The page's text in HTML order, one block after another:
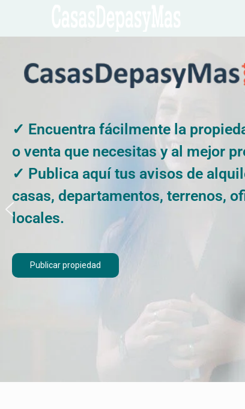
✓ Encuentra fácilmente la
o venta que necesitas y al mejor
✓ Publica aquí tus avisos de
casas, departamentos, terrenos,
locales.
Publicar propiedad